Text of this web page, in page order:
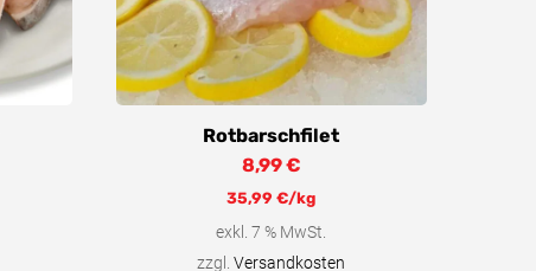
Rotbarschfilet
8,99€
35,99€/kg
exkl. 7 % MwSt.
zzgl.Versandkosten